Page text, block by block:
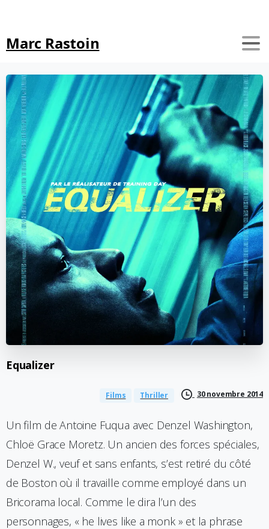
Marc Rastoin
Equalizer
Films Thriller 30 novembre 2014
Un film de Antoine Fuqua avec Denzel Washington,
Chloë Grace Moretz. Un ancien des forces spéciales,
Denzel W., veuf et sans enfants, s’est retiré du côté
de Boston où il travaille comme employé dans un
Bricorama local. Comme le dira l’un des
personnages, « he lives like a monk » et la phrase